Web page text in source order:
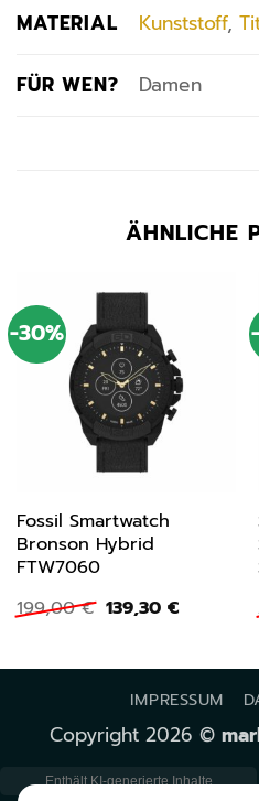
MATERIAL Kunststoff,
FÜR WEN? Damen
ÄHNLICHE
-30%
Fossil Smartwatch
Bronson Hybrid
FTW7060
199,00€ Ursprünglicher
Preis
139,30 €Aktueller
IMPRESSUM
Copyright 2026 ©